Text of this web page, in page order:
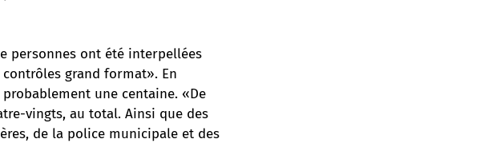
personnes ont été interpellées
grand format». En
une centaine. «De
vingts, au total. Ainsi que des
de la police municipale et des